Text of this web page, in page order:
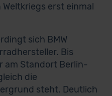
erst einmal
sich BMW
Bis
am Standort Berlin-
die
steht. Deutlich